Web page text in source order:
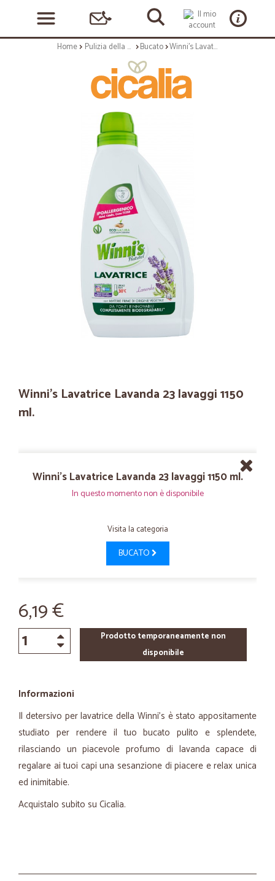
Home Pulizia della casa Bucato Winni's Lavatrice Lavanda 23 lavaggi 1150 ml.
Winni's Lavatrice Lavanda 23 lavaggi 1150
ml.
Winni's Lavatrice Lavanda 23 lavaggi 1150 ml.
In questo momento non è disponibile
Visita la categoria
BUCATO
6,19 €
Prodotto temporaneamente non
disponibile
Informazioni
Il detersivo per lavatrice della Winni's è stato appositamente
studiato per rendere il tuo bucato pulito e splendete,
rilasciando un piacevole profumo di lavanda capace di
regalare ai tuoi capi una sesanzione di piacere e relax unica
ed inimitabie.
Acquistalo subito su Cicalia.